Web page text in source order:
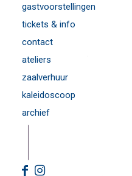
gastvoorstellingen
tickets & info
contact
ateliers
zaalverhuur
kaleidoscoop
archief